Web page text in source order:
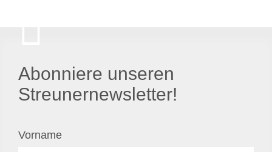
Abonniere unseren
Streunernewsletter!
Vorname